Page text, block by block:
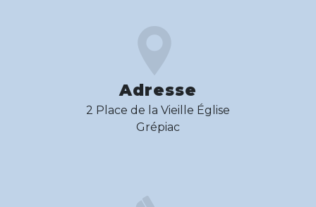
Adresse
2 Place de la Vieille Église
Grépiac